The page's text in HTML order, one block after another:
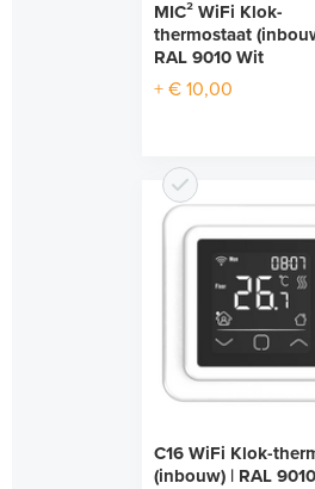
MIC² WiFi Klok-
thermostaat
RAL 9010 Wit
+ € 10,00
C16 WiFi Klok-
(inbouw) | RAL